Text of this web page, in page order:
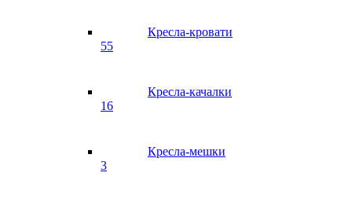
Кресла-кровати
55
Кресла-качалки
16
Кресла-мешки
3